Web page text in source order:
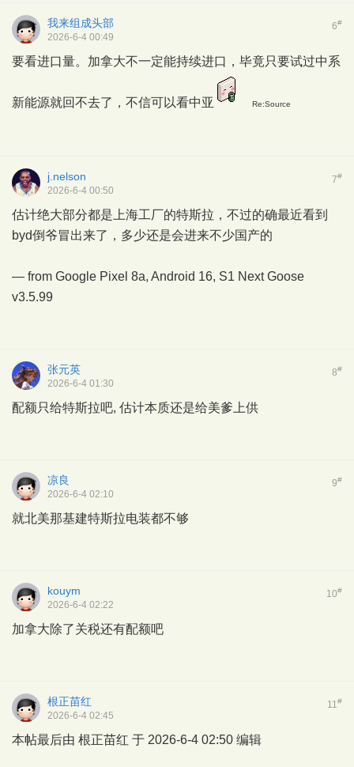
6#
我来组成头部
2026-6-4 00:49
要看进口量。加拿大不一定能持续进口，毕竟只要试过中系
新能源就回不去了，不信可以看中亚 Re:Source
7#
j.nelson
2026-6-4 00:50
估计绝大部分都是上海工厂的特斯拉，不过的确最近看到
byd倒爷冒出来了，多少还是会进来不少国产的
— from Google Pixel 8a, Android 16, S1 Next Goose
v3.5.99
8#
张元英
2026-6-4 01:30
配额只给特斯拉吧, 估计本质还是给美爹上供
9#
凉良
2026-6-4 02:10
就北美那基建特斯拉电装都不够
10#
kouym
2026-6-4 02:22
加拿大除了关税还有配额吧
11#
根正苗红
2026-6-4 02:45
本帖最后由 根正苗红 于 2026-6-4 02:50 编辑